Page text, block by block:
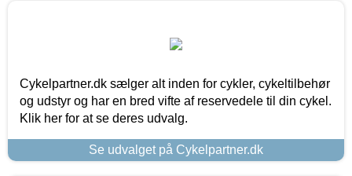
Cykelpartner.dk sælger alt inden for cykler, cykeltilbehør
og udstyr og har en bred vifte af reservedele til din cykel.
Klik her for at se deres udvalg.
Se udvalget på Cykelpartner.dk